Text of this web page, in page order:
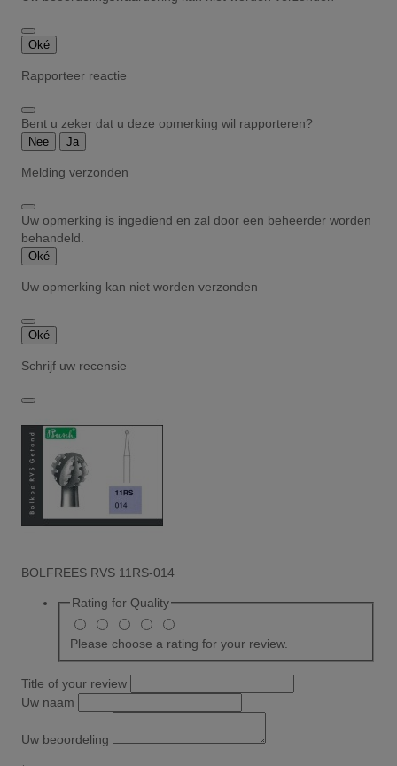
Oké
Rapporteer reactie
Bent u zeker dat u deze opmerking wil rapporteren?
Nee Ja
Melding verzonden
Uw opmerking is ingediend en zal door een beheerder worden
behandeld.
Oké
Uw opmerking kan niet worden verzonden
Oké
Schrijf uw recensie
BOLFREES RVS 11RS-014
Rating for Quality
Please choose a rating for your review.
Title of your review
Uw naam
Uw beoordeling